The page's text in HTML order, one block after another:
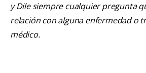
y Dile siempre cualquier pregunta
relación con alguna enfermedad o
médico.